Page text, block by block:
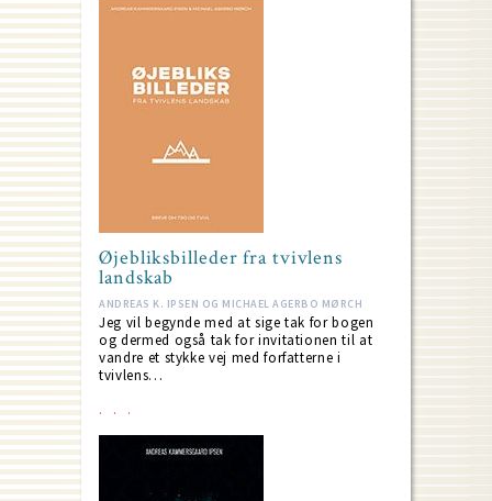
Øjebliksbilleder fra tvivlens
landskab
ANDREAS K. IPSEN OG MICHAEL AGERBO MØRCH
Jeg vil begynde med at sige tak for bogen
og dermed også tak for invitationen til at
vandre et stykke vej med forfatterne i
tvivlens…